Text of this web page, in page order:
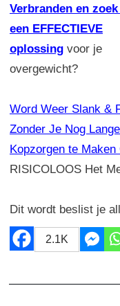
Verbranden en
een EFFECTIEVE
oplossing voor je
overgewicht?
Word Weer Slank &
Zonder Je Nog
Kopzorgen te
RISICOLOOS Het
Dit wordt beslist je
2.1K